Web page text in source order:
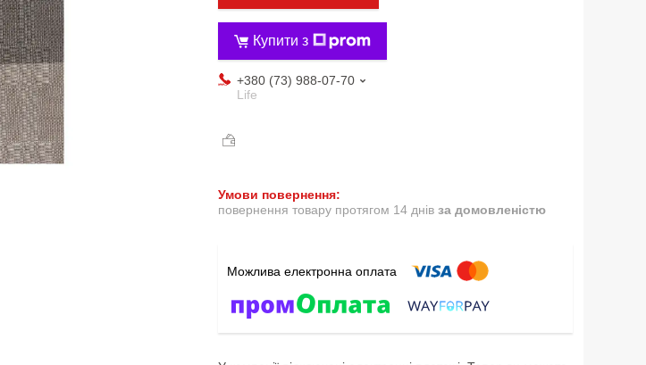
Купити з
+380 (73) 988-07-70
Life
повернення товару протягом 14 днів за домовленістю